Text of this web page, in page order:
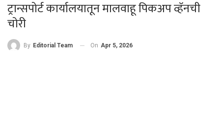
ट्रान्सपोर्ट कार्यालयातून मालवाहू पिकअप व्हॅनची
चोरी
By Editorial Team On Apr 5, 2026